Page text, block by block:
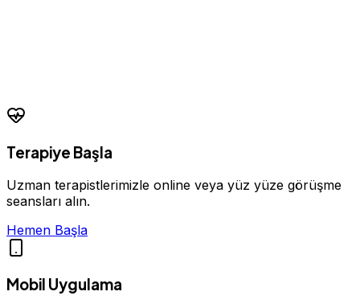
Terapiye Başla
Uzman terapistlerimizle online veya yüz yüze görüşme
seansları alın.
Hemen Başla
Mobil Uygulama